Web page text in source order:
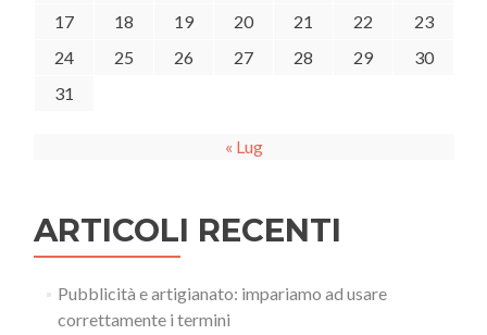
17
18 19 20 21 22
23
24
25 26 27 28 29
30
31
« Lug
ARTICOLI RECENTI
Pubblicità e artigianato: impariamo ad usare
correttamente i termini